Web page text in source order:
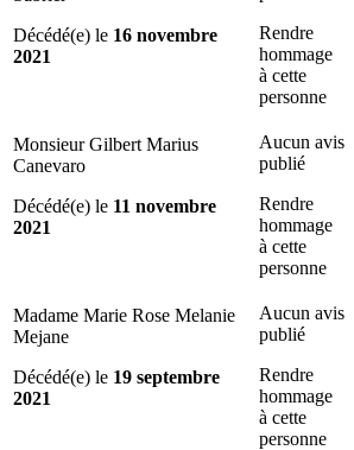
Décédé(e) le 16 novembre
2021
Rendre
hommage
à cette
personne
Monsieur Gilbert Marius
Canevaro
Décédé(e) le 11 novembre
2021
Aucun avis
publié
Rendre
hommage
à cette
personne
Madame Marie Rose Melanie
Mejane
Décédé(e) le 19 septembre
2021
Aucun avis
publié
Rendre
hommage
à cette
personne